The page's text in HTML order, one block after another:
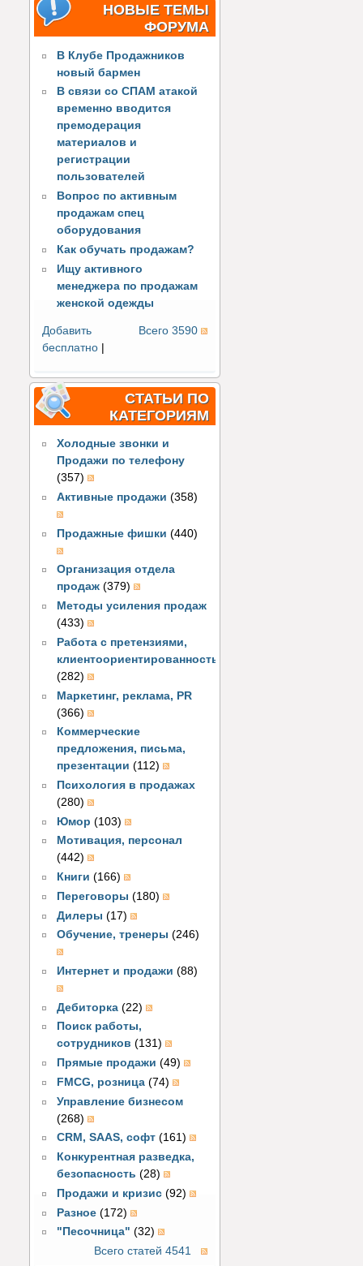
НОВЫЕ ТЕМЫ
ФОРУМА
В Клубе Продажников
новый бармен
В связи со СПАМ атакой
временно вводится
премодерация
материалов и
регистрации
пользователей
Вопрос по активным
продажам спец
оборудования
Как обучать продажам?
Ищу активного
менеджера по продажам
женской одежды
Всего 3590
Добавить
бесплатно |
СТАТЬИ ПО
КАТЕГОРИЯМ
Холодные звонки и
Продажи по телефону
(357)
Активные продажи (358)
Продажные фишки (440)
Организация отдела
продаж (379)
Методы усиления продаж
(433)
Работа с претензиями,
клиентоориентированность
(282)
Маркетинг, реклама, PR
(366)
Коммерческие
предложения, письма,
презентации (112)
Психология в продажах
(280)
Юмор (103)
Мотивация, персонал
(442)
Книги (166)
Переговоры (180)
Дилеры (17)
Обучение, тренеры (246)
Интернет и продажи (88)
Дебиторка (22)
Поиск работы,
сотрудников (131)
Прямые продажи (49)
FMCG, розница (74)
Управление бизнесом
(268)
CRM, SAAS, софт (161)
Конкурентная разведка,
безопасность (28)
Продажи и кризис (92)
Разное (172)
"Песочница" (32)
Всего статей 4541